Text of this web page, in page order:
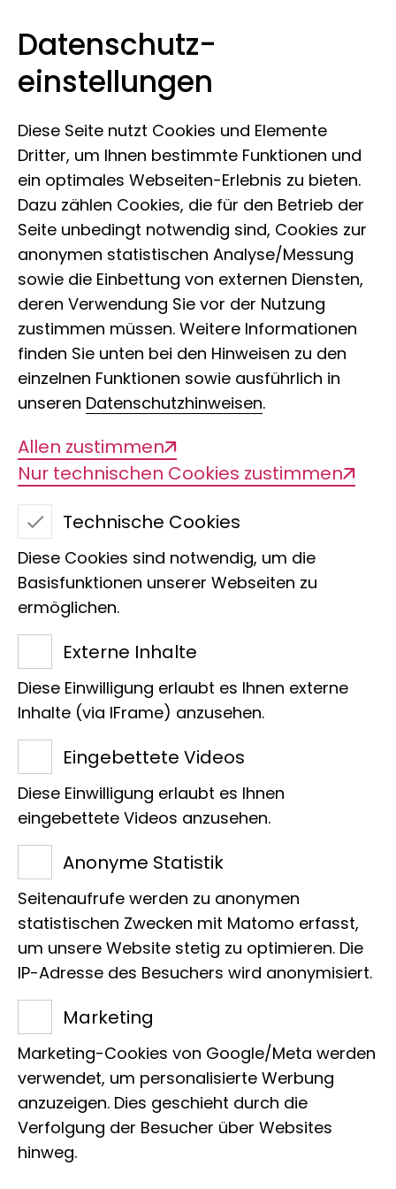
Zum Inhalt springen
Leibniz-Institut zur Analyse des
Biodiversitätswandels
21.03.2023
Gesicht des LIB:
Karsten Stehr
Karsten Stehr koordiniert am Museum Koenig Bonn
Bildungsprogramme für junge Menschen.
Museum Koenig Bonn Gesicht des LIB
„Um Maßnahmen für den Naturschutz
treffen zu können, braucht es viel mehr
flächendeckende Kenntnis über die
Artenvielfalt und ihre Wechselwirkungen
mit der Natur.“
Karsten Stehr hat eine Mission: Er
Artenkenntnis begeistern. So können
sie mithelfen, die Natur zu schützen. In
der Museumspädagogik des Museum
Koenig Bonn bringt sich der Biologe mit
seinem Wissen über die
Zusammenhänge der Natur und auch
Datenschutz­
einstellungen
Diese Seite nutzt Cookies und Elemente
Dritter, um Ihnen bestimmte Funktionen und
ein optimales Webseiten-Erlebnis zu bieten.
Dazu zählen Cookies, die für den Betrieb der
Seite unbedingt notwendig sind, Cookies zur
anonymen statistischen Analyse/Messung
sowie die Einbettung von externen Diensten,
deren Verwendung Sie vor der Nutzung
zustimmen müssen. Weitere Informationen
finden Sie unten bei den Hinweisen zu den
einzelnen Funktionen sowie ausführlich in
unseren Datenschutzhinweisen.
Allen zustimmen
Nur technischen Cookies zustimmen
Technische Cookies
Diese Cookies sind notwendig, um die
Basisfunktionen unserer Webseiten zu
ermöglichen.
Externe Inhalte
Diese Einwilligung erlaubt es Ihnen externe
Inhalte (via IFrame) anzusehen.
Eingebettete Videos
Diese Einwilligung erlaubt es Ihnen
eingebettete Videos anzusehen.
Anonyme Statistik
Seitenaufrufe werden zu anonymen
statistischen Zwecken mit Matomo erfasst,
um unsere Website stetig zu optimieren. Die
IP-Adresse des Besuchers wird anonymisiert.
Marketing
Marketing-Cookies von Google/Meta werden
verwendet, um personalisierte Werbung
anzuzeigen. Dies geschieht durch die
Verfolgung der Besucher über Websites
hinweg.